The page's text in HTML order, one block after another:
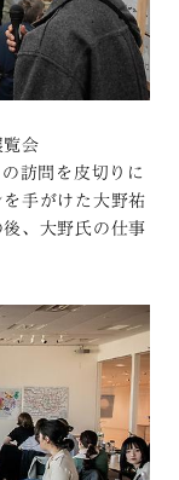
覧会
訪問を皮切りに
手がけた大野祐
、大野氏の仕事